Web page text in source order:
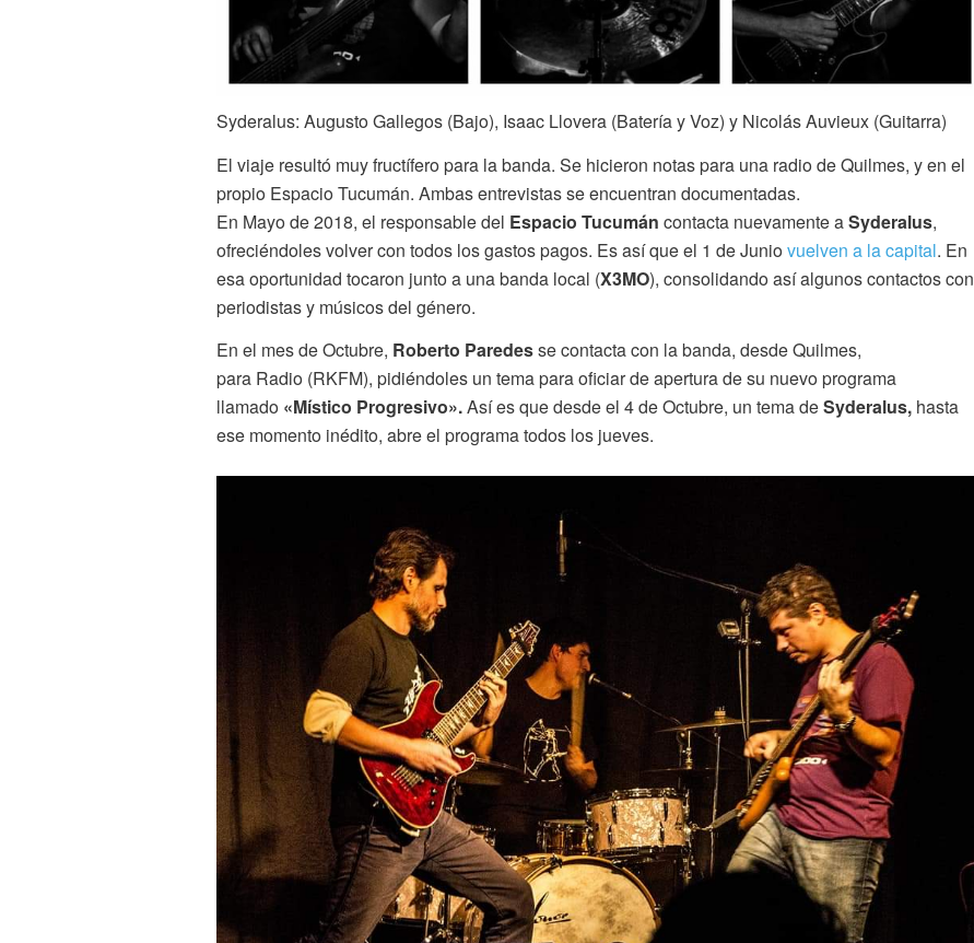
Syderalus: Augusto Gallegos (Bajo), Isaac Llovera (Batería y Voz) y Nicolás Auvieux (Guitarra)
El viaje resultó muy fructífero para la banda. Se hicieron notas para una radio de Quilmes, y en el
propio Espacio Tucumán. Ambas entrevistas se encuentran documentadas.
En Mayo de 2018, el responsable del Espacio Tucumán contacta nuevamente aSyderalus,
ofreciéndoles volver con todos los gastos pagos. Es así que el 1 de Juniovuelven a la capital. En
esa oportunidad tocaron junto a una banda local (X3MO), consolidando así algunos contactos con
periodistas y músicos del género.
En el mes de Octubre, Roberto Paredesse contacta con la banda, desde Quilmes,
para Radio (RKFM), pidiéndoles un tema para oficiar de apertura de su nuevo programa
llamado «Místico Progresivo».Así es que desde el 4 de Octubre, un tema deSyderalus, hasta
ese momento inédito, abre el programa todos los jueves.